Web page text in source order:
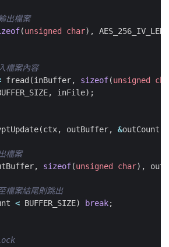
(unsigned char),
fread (inBuffer, sizeof(unsigned
, inFile);
(ctx, outBuffer, &outCount
, sizeof(unsigned char),
< BUFFER_SIZE) break;